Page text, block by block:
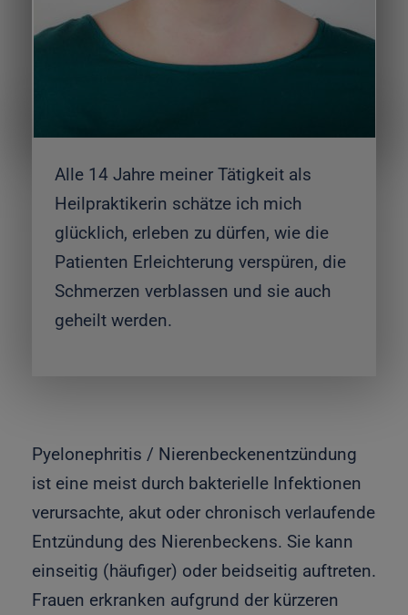
Alle 14 Jahre meiner Tätigkeit als
Heilpraktikerin schätze ich mich
glücklich, erleben zu dürfen, wie die
Patienten Erleichterung verspüren, die
Schmerzen verblassen und sie auch
geheilt werden.
Pyelonephritis / Nierenbeckenentzündung
ist eine meist durch bakterielle Infektionen
verursachte, akut oder chronisch verlaufende
Entzündung des Nierenbeckens. Sie kann
einseitig (häufiger) oder beidseitig auftreten.
Frauen erkranken aufgrund der kürzeren